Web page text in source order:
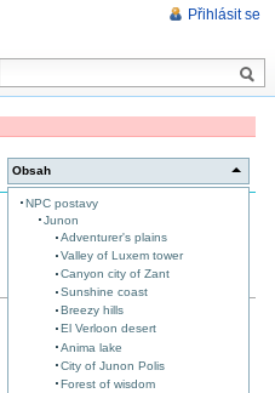
Obsah
NPC postavy
Junon
Adventurer's plains
Valley of Luxem tower
Canyon city of Zant
Sunshine coast
Breezy hills
El Verloon desert
Anima lake
City of Junon Polis
Forest of wisdom
Přihlásit se